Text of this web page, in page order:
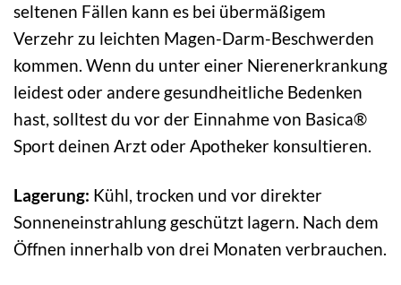
seltenen Fällen kann es bei übermäßigem
Verzehr zu leichten Magen-Darm-Beschwerden
kommen. Wenn du unter einer Nierenerkrankung
leidest oder andere gesundheitliche Bedenken
hast, solltest du vor der Einnahme von Basica®
Sport deinen Arzt oder Apotheker konsultieren.
Lagerung: Kühl, trocken und vor direkter
Sonneneinstrahlung geschützt lagern. Nach dem
Öffnen innerhalb von drei Monaten verbrauchen.